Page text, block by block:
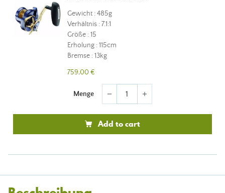
Gewicht : 485g
Verhältnis : 7.1:1
Größe : 15
Erholung : 115cm
Bremse : 13kg
759,00 €
Menge remove add
Add to cart